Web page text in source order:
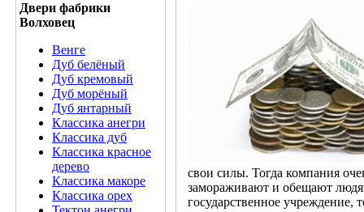
Двери фабрики
Волховец
Венге
Дуб белёный
Дуб кремовый
Дуб морёный
Дуб янтарный
Классика анегри
Классика дуб
Классика красное
дерево
Классика макоре
Классика орех
свои силы. Тогда компания
замораживают и обещают
государственное учреждение,